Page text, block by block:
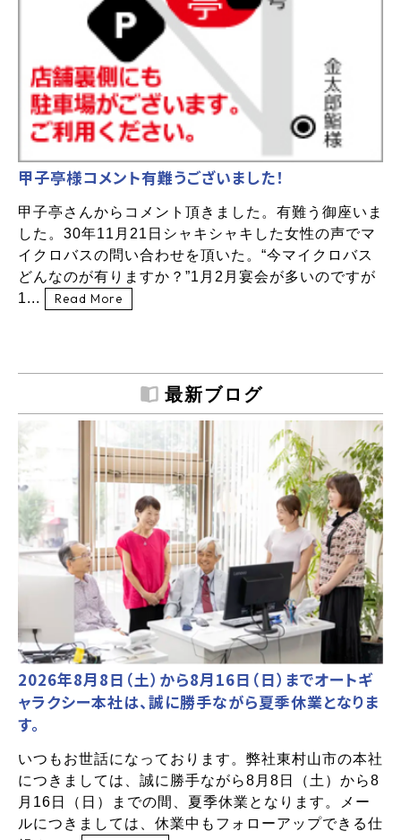
甲子亭様コメント有難うございました！
甲子亭さんからコメント頂きました。有難う御座いま
した。30年11月21日シャキシャキした女性の声でマ
イクロバスの問い合わせを頂いた。“今マイクロバス
どんなのが有りますか？”1月2月宴会が多いのですが
1...
Read More
最新ブログ
2026年8月8日（土）から8月16日（日）までオートギ
ャラクシー本社は、誠に勝手ながら夏季休業となりま
す。
いつもお世話になっております。弊社東村山市の本社
につきましては、誠に勝手ながら8月8日（土）から8
月16日（日）までの間、夏季休業となります。メー
ルにつきましては、休業中もフォローアップできる仕